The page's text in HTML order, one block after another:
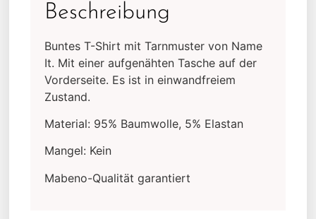
Beschreibung
Buntes T-Shirt mit Tarnmuster von Name
It. Mit einer aufgenähten Tasche auf der
Vorderseite. Es ist in einwandfreiem
Zustand.
Material: 95% Baumwolle, 5% Elastan
Mangel: Kein
Mabeno-Qualität garantiert